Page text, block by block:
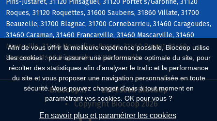
Afin de vous offrir la meilleure expérience possible, Biocoop utilise
des cookies : pour assurer une performance optimale du site, pour
récolter des statistiques afin d'analyser le trafic et la performance
du site et vous proposer une navigation personnalisée en toute
sécurité. Vous pouvez changer d'avis à tout moment en
paramétrant vos cookies. OK pour vous ?
En savoir plus et paramétrer les cookies
Pins-Justaret, 31120 Pinsaguel, 31120 Portet s/Garonne, 31120
Roques, 31120 Roquettes, 31600 Saubens, 31860 Villate, 31700
Beauzelle, 31700 Blagnac, 31700 Cornebarrieu, 31460 Caragoudes,
31460 Caraman, 31460 Francarville, 31460 Mascarville, 31460
Maureville, 31460 Mourvilles-Basses, 31460 Prunet, 31460
Saussens, 31460 Ségreville, 31320 Aureville
Biocoop.fr
Le réseau Biocoop
Copyright Biocoop 2026